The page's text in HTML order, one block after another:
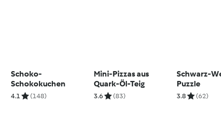
Schoko-
Schokokuchen
4.1 (148)
Mini-Pizzas aus
Quark-Öl-Teig
3.6 (83)
Schwarz-
Puzzle
3.8 (62)